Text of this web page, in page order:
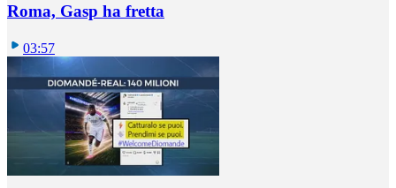
Roma, Gasp ha fretta
03:57